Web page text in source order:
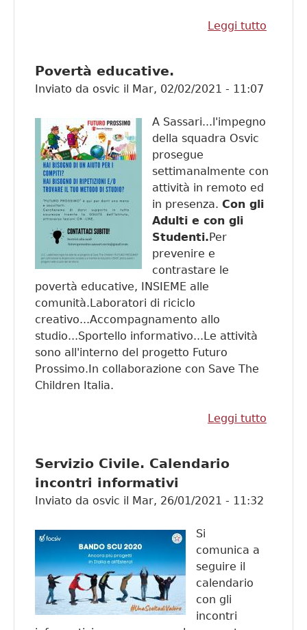
Leggi tutto
Povertà educative.
Inviato da osvic il Mar, 02/02/2021 - 11:07
A Sassari...l'impegno
della squadra Osvic
prosegue
settimanalmente con
attività in remoto ed
in presenza. Con gli
Adulti e con gli
Studenti.Per
prevenire e
contrastare le
povertà educative, INSIEME alle
comunità.Laboratori di riciclo
creativo...Accompagnamento allo
studio...Sportello informativo...Le attività
sono all'interno del progetto Futuro
Prossimo.In collaborazione con Save The
Children Italia.
Leggi tutto
Servizio Civile. Calendario
incontri informativi
Inviato da osvic il Mar, 26/01/2021 - 11:32
Si
comunica a
seguire il
calendario
con gli
incontri